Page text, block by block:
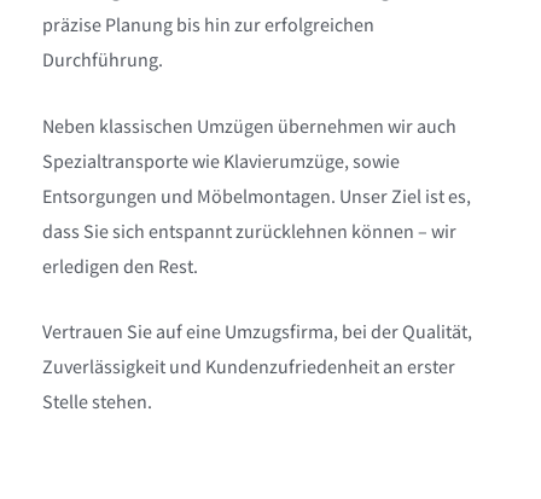
Neben klassischen Umzügen übernehmen wir auch
Entsorgungen und Möbelmontagen. Unser Ziel ist es,
dass Sie sich entspannt zurücklehnen können – wir
erledigen den Rest.
Vertrauen Sie auf eine Umzugsfirma, bei der Qualität,
Stelle stehen.